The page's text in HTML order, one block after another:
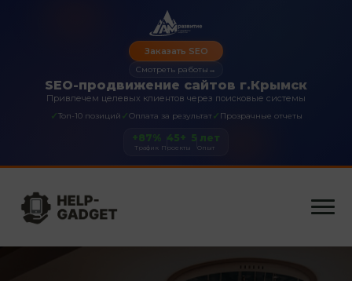
SEO-продвижение сайтов г.Крымск
Привлечем целевых клиентов через поисковые системы
✓Топ-10 позиций ✓Оплата за результат✓ Прозрачные отчеты
Заказать SEO
Смотреть работы →
+87%
Трафик
45+
Проекты
5 лет
Опыт